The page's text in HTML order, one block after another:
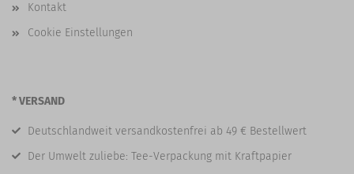
Kontakt
Cookie Einstellungen
* VERSAND
Deutschlandweit versandkostenfrei ab 49 € Bestellwert
Der Umwelt zuliebe: Tee-Verpackung mit Kraftpapier